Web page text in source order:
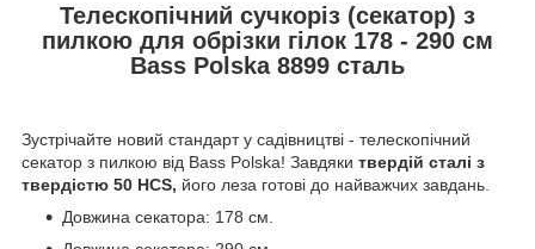
Телескопічний сучкоріз (секатор) з
пилкою для обрізки гілок 178 - 290 см
Bass Polska 8899 сталь
Зустрічайте новий стандарт у садівництві - телескопічний
секатор з пилкою від Bass Polska! Завдяки твердій сталі з
твердістю 50 HCS, його леза готові до найважчих завдань.
Довжина секатора: 178 см.